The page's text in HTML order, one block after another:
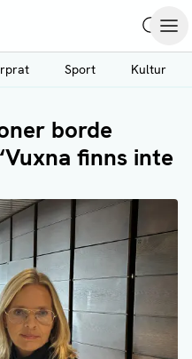
Sport Kultur
borde
finns inte